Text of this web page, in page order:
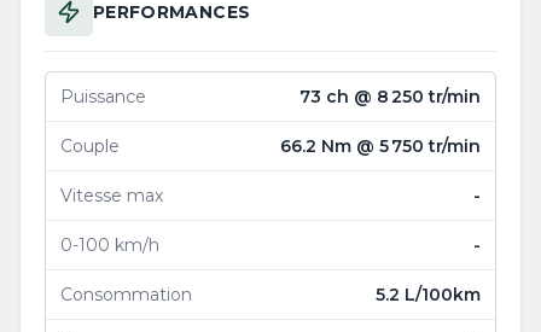
PERFORMANCES
Puissance 73 ch @ 8 250 tr/min
Couple 66.2 Nm @ 5 750 tr/min
Vitesse max -
0-100 km/h -
Consommation 5.2 L/100km